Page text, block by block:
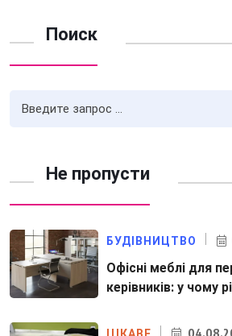
Поиск
Не пропусти
БУДІВНИЦТВО
Офісні меблі для
керівників: у чому